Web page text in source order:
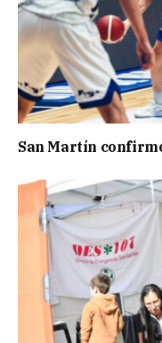
San Martín